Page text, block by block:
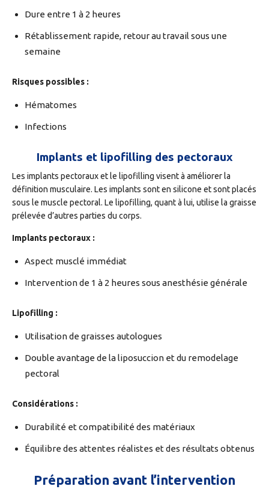
Dure entre 1 à 2 heures
Rétablissement rapide, retour au travail sous une
semaine
Risques possibles :
Hématomes
Infections
Implants et lipofilling des pectoraux
Les implants pectoraux et le lipofilling visent à améliorer la
définition musculaire. Les implants sont en silicone et sont placés
sous le muscle pectoral. Le lipofilling, quant à lui, utilise la graisse
prélevée d’autres parties du corps.
Implants pectoraux :
Aspect musclé immédiat
Intervention de 1 à 2 heures sous anesthésie générale
Lipofilling :
Utilisation de graisses autologues
Double avantage de la liposuccion et du remodelage
pectoral
Considérations :
Durabilité et compatibilité des matériaux
Équilibre des attentes réalistes et des résultats obtenus
Préparation avant l’intervention